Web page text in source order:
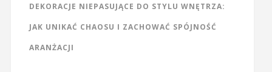
DEKORACJE NIEPASUJĄCE DO STYLU WNĘTRZA:
JAK UNIKAĆ CHAOSU I ZACHOWAĆ SPÓJNOŚĆ
ARANŻACJI